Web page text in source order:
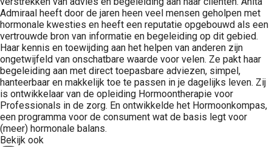
Admiraal heeft door de jaren heen veel mensen geholpen met
hormonale kwesties en heeft een reputatie opgebouwd als een
vertrouwde bron van informatie en begeleiding op dit gebied.
Haar kennis en toewijding aan het helpen van anderen zijn
ongetwijfeld van onschatbare waarde voor velen. Ze pakt haar
begeleiding aan met direct toepasbare adviezen, simpel,
hanteerbaar en makkelijk toe te passen in je dagelijks leven. Zij
is ontwikkelaar van de opleiding Hormoontherapie voor
Professionals in de zorg. En ontwikkelde het Hormoonkompas,
een programma voor de consument wat de basis legt voor
(meer) hormonale balans.
Bekijk ook